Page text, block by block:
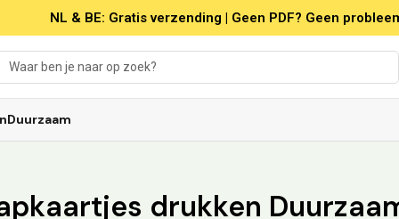
Duurzaam
drukken
NL & BE: Gratis verzending | Geen PDF? Geen